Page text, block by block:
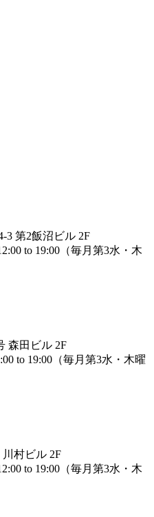
3 第2飯沼ビル 2F
to 19:00（毎月第3水・木
森田ビル 2F
to 19:00（毎月第3水・木曜
村ビル 2F
to 19:00（毎月第3水・木